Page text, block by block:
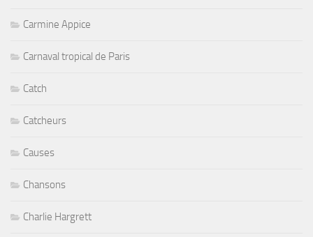
Carmine Appice
Carnaval tropical de Paris
Catch
Catcheurs
Causes
Chansons
Charlie Hargrett